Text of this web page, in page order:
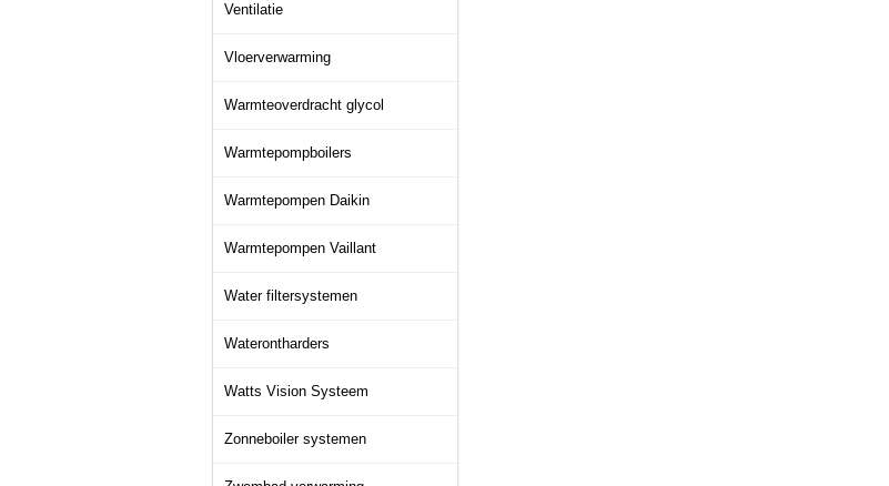
Ventilatie
Vloerverwarming
Warmteoverdracht glycol
Warmtepompboilers
Warmtepompen Daikin
Warmtepompen Vaillant
Water filtersystemen
Waterontharders
Watts Vision Systeem
Zonneboiler systemen